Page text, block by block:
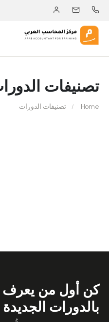
تصنيفات
Home تصنيفات الدورات
كن أول من يعرف
بالدورات الجديدة